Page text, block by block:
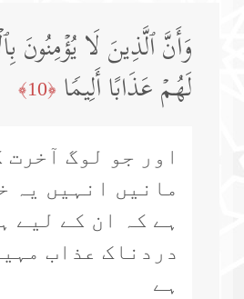
وَأَنَّ ٱلَّذِینَ لَا یُؤۡمِنُونَ
لَهُمۡ عَذَابًا أَلِیمࣰا ﴿10﴾
اور جو لوگ آخرت
مانیں انہیں یہ
ہے کہ ان کے لیے
دردناک عذاب
ہے